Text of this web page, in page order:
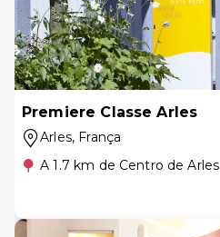
Premiere Classe Arles
Arles, França
A 1.7 km de Centro de Arles